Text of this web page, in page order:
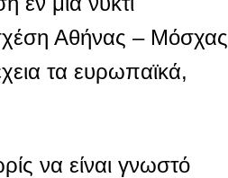
Αθήνας – Μόσχας
τα ευρωπαϊκά,
να είναι γνωστό